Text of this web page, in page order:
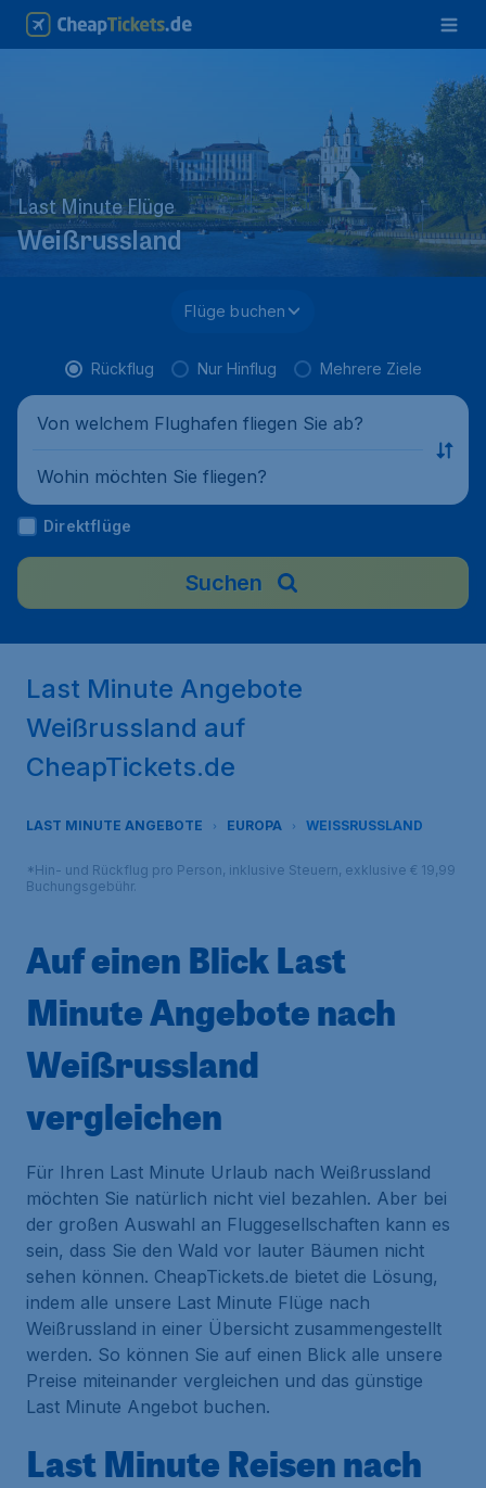
Last Minute Flüge
Weißrussland
Flüge buchen
Rückflug Nur Hinflug Mehrere Ziele
Von welchem Flughafen fliegen Sie ab?
Wohin möchten Sie fliegen?
Direktflüge
Suchen
Last Minute Angebote
Weißrussland auf
CheapTickets.de
LAST MINUTE ANGEBOTE EUROPA WEISSRUSSLAND
*Hin- und Rückflug pro Person, inklusive Steuern, exklusive € 19,99
Buchungsgebühr.
Auf einen Blick Last
Minute Angebote nach
Weißrussland
vergleichen
Für Ihren Last Minute Urlaub nach Weißrussland
möchten Sie natürlich nicht viel bezahlen. Aber bei
der großen Auswahl an Fluggesellschaften kann es
sein, dass Sie den Wald vor lauter Bäumen nicht
sehen können. CheapTickets.de bietet die Lösung,
indem alle unsere Last Minute Flüge nach
Weißrussland in einer Übersicht zusammengestellt
werden. So können Sie auf einen Blick alle unsere
Preise miteinander vergleichen und das günstige
Last Minute Angebot buchen.
Last Minute Reisen nach